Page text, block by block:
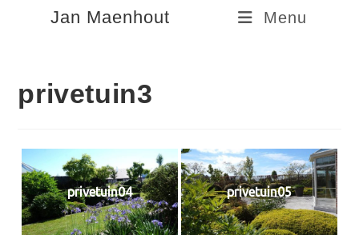
Jan Maenhout Menu
privetuin3
privetuin04 privetuin05